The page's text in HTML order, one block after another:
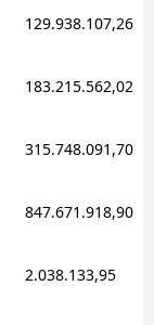
129.938.107,26
183.215.562,02
315.748.091,70
847.671.918,90
2.038.133,95